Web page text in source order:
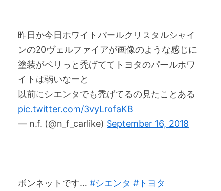
昨日か今日ホワイトパールクリスタルシャイ
ンの20ヴェルファイアが画像のような感じに
塗装がペリっと禿げててトヨタのパールホワ
イトは弱いなーと
以前にシエンタでも禿げてるの見たことある
pic.twitter.com/3vyLrofaKB
— n.f. (@n_f_carlike) September 16, 2018
ボンネットです… #シエンタ #トヨタ